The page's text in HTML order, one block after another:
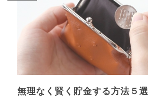
無理なく賢く貯金する方法５選